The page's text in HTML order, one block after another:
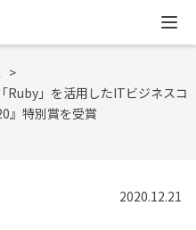
Ruby」を活用したITビジネスコ
』特別賞を受賞
2020.12.21